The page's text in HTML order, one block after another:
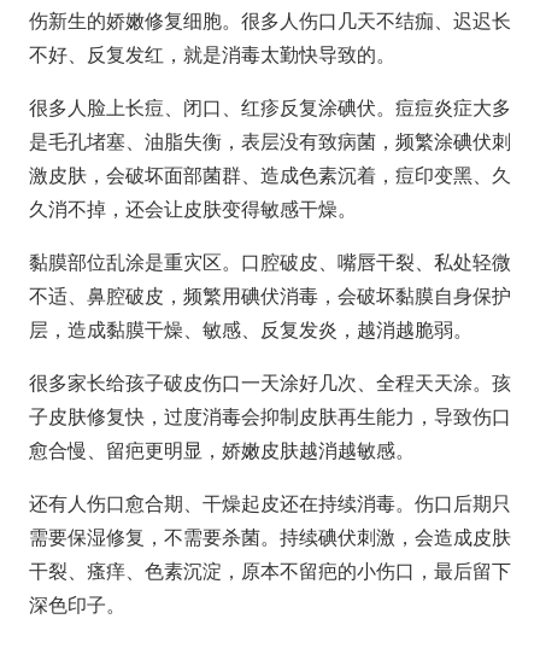
伤新生的娇嫩修复细胞。很多人伤口几天不结痂、迟迟长
不好、反复发红，就是消毒太勤快导致的。
很多人脸上长痘、闭口、红疹反复涂碘伏。痘痘炎症大多
是毛孔堵塞、油脂失衡，表层没有致病菌，频繁涂碘伏刺
激皮肤，会破坏面部菌群、造成色素沉着，痘印变黑、久
久消不掉，还会让皮肤变得敏感干燥。
黏膜部位乱涂是重灾区。口腔破皮、嘴唇干裂、私处轻微
不适、鼻腔破皮，频繁用碘伏消毒，会破坏黏膜自身保护
层，造成黏膜干燥、敏感、反复发炎，越消越脆弱。
很多家长给孩子破皮伤口一天涂好几次、全程天天涂。孩
子皮肤修复快，过度消毒会抑制皮肤再生能力，导致伤口
愈合慢、留疤更明显，娇嫩皮肤越消越敏感。
还有人伤口愈合期、干燥起皮还在持续消毒。伤口后期只
需要保湿修复，不需要杀菌。持续碘伏刺激，会造成皮肤
干裂、瘙痒、色素沉淀，原本不留疤的小伤口，最后留下
深色印子。